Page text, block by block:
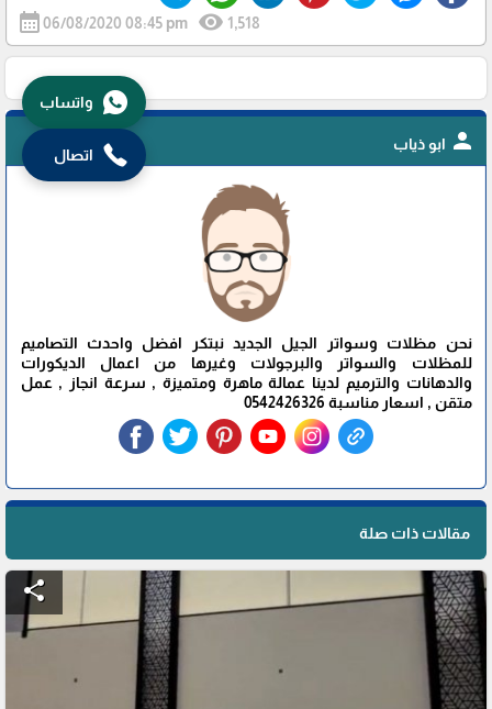
واتساب
اتصال
calendar_month06/08/2020 08:45 pm visibility 1,518
person ابو ذياب
نحن مظلات وسواتر الجيل الجديد نبتكر افضل واحدث التصاميم
للمظلات والسواتر والبرجولات وغيرها من اعمال الديكورات
والدهانات والترميم لدينا عمالة ماهرة ومتميزة , سرعة انجاز , عمل
متقن , اسعار مناسبة 0542426326
مقالات ذات صلة
share